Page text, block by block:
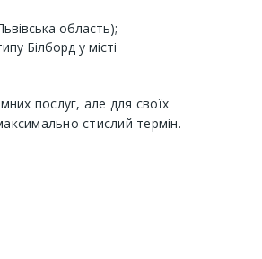
область);
Білборд у місті
послуг, але для своїх
стислий термін.